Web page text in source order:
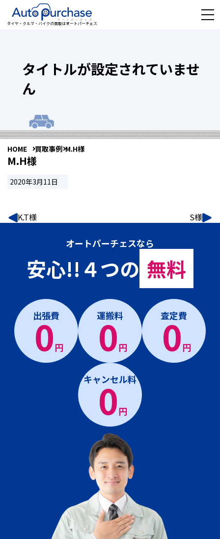
タイヤ・クルマ・バイクの買取はオートパーチェス
タイトルが設定されていませ
ん
HOME 買取事例 M.H様
M.H様
2020年3月11日
K.T様 S様
オートパーチェスなら
安心!!４つの 無料
出張費
0円
運搬料
0円
査定費
0円
キャンセル料
0円